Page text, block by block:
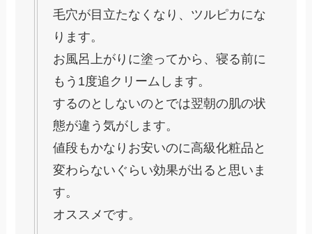
毛穴が目立たなくなり、ツルピカにな
ります。
お風呂上がりに塗ってから、寝る前に
もう1度追クリームします。
するのとしないのとでは翌朝の肌の状
態が違う気がします。
値段もかなりお安いのに高級化粧品と
変わらないぐらい効果が出ると思いま
す。
オススメです。